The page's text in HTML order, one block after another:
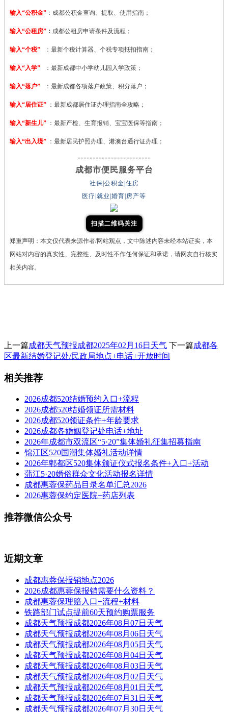
输入“公积金” ：成都公积金查询、提取、使用指南；
输入“公租房” ： 成都公租房申请条件及流程；
输入“个税” ：最新个税计算器、个税专项抵扣指南；
输入“入学” ：最新成都中小学幼儿园入学政策；
输入“落户” ：最新成都各项落户政策、积分落户；
输入“居住证” ：最新成都居住证办理指南全攻略；
输入“新生儿” ：最新产检、生育报销、宝宝医保等指南；
输入“出入境” ：最新居民护照办理、港澳台通行证办理；
------------------------
成都市便民服务平台
社保|公积金|住房
医疗|就业|婚育|房产等
扫描二维码关注
郑重声明：本文仅代表来源作者/网站观点，文中陈述内容未经本站证实，本
网站对内容的真实性、完整性、及时性不作任何保证和承诺，请网友自行核实
相关内容。
上一篇成都天气预报成都2025年02月16日天气 下一篇成都各
区最新结婚登记处/民政局地点+电话+开放时间
相关推荐
2026成都520结婚预约入口+流程
2026成都520结婚领证所需材料
2026成都520领证条件+年龄要求
2026成都各婚姻登记处电话+地址
2026年成都市双流区“5·20”集体婚礼征集招募指南
锦江区520国潮集体婚礼活动详情
2026年郫都区520集体颁证仪式报名条件+入口+活动
蒲江5·20婚俗群众文化活动报名详情
成都惠蓉保药品目录名单汇总2026
2026惠蓉保约定医院+药店列表
推荐微信公众号
近期文章
成都惠蓉保报销地点2026
2026成都惠蓉保报销需要什么资料？
成都惠蓉保理赔入口+流程+材料
铁路部门试点提前60天预约购票服务
成都天气预报成都2026年08月07日天气
成都天气预报成都2026年08月06日天气
成都天气预报成都2026年08月05日天气
成都天气预报成都2026年08月04日天气
成都天气预报成都2026年08月03日天气
成都天气预报成都2026年08月02日天气
成都天气预报成都2026年08月01日天气
成都天气预报成都2026年07月31日天气
成都天气预报成都2026年07月30日天气